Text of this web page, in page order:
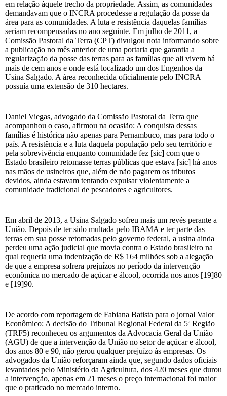
em relação àquele trecho da propriedade. Assim, as comunidades
demandavam que o INCRA procedesse a regulação da posse da
área para as comunidades. A luta e resistência daquelas famílias
seriam recompensadas no ano seguinte. Em julho de 2011, a
Comissão Pastoral da Terra (CPT) divulgou nota informando sobre
a publicação no mês anterior de uma portaria que garantia a
regularização da posse das terras para as famílias que ali vivem há
mais de cem anos e onde está localizado um dos Engenhos da
Usina Salgado. A área reconhecida oficialmente pelo INCRA
possuía uma extensão de 310 hectares.
Daniel Viegas, advogado da Comissão Pastoral da Terra que
acompanhou o caso, afirmou na ocasião: A conquista dessas
famílias é histórica não apenas para Pernambuco, mas para todo o
país. A resistência e a luta daquela população pelo seu território e
pela sobrevivência enquanto comunidade fez [sic] com que o
Estado brasileiro retomasse terras públicas que estava [sic] há anos
nas mãos de usineiros que, além de não pagarem os tributos
devidos, ainda estavam tentando expulsar violentamente a
comunidade tradicional de pescadores e agricultores.
Em abril de 2013, a Usina Salgado sofreu mais um revés perante a
União. Depois de ter sido multada pelo IBAMA e ter parte das
terras em sua posse retomadas pelo governo federal, a usina ainda
perdeu uma ação judicial que movia contra o Estado brasileiro na
qual requeria uma indenização de R$ 164 milhões sob a alegação
de que a empresa sofrera prejuízos no período da intervenção
econômica no mercado de açúcar e álcool, ocorrida nos anos [19]80
e [19]90.
De acordo com reportagem de Fabiana Batista para o jornal Valor
Econômico: A decisão do Tribunal Regional Federal da 5ª Região
(TRF5) reconheceu os argumentos da Advocacia Geral da União
(AGU) de que a intervenção da União no setor de açúcar e álcool,
dos anos 80 e 90, não gerou qualquer prejuízo às empresas. Os
advogados da União reforçaram ainda que, segundo dados oficiais
levantados pelo Ministério da Agricultura, dos 420 meses que durou
a intervenção, apenas em 21 meses o preço internacional foi maior
que o praticado no mercado interno.